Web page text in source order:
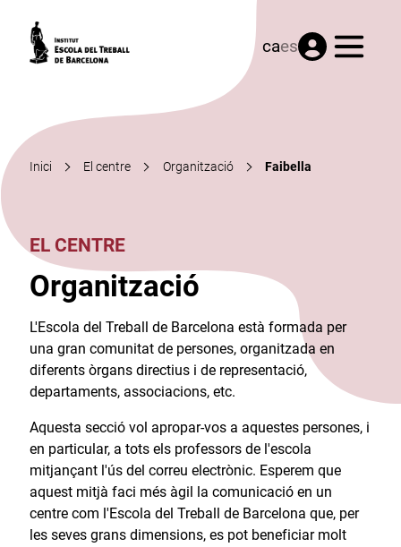
caes Menú
Inici El centre Organització Faibella
EL CENTRE
Organització
L'Escola del Treball de Barcelona està formada per
una gran comunitat de persones, organitzada en
diferents òrgans directius i de representació,
departaments, associacions, etc.​
Aquesta secció vol apropar-vos a aquestes persones, i
en particular, a tots els professors de l'escola
mitjançant l'ús del correu electrònic. Esperem que
aquest mitjà faci més àgil la comunicació en un
centre com l'Escola del Treball de Barcelona que, per
les seves grans dimensions, es pot beneficiar molt